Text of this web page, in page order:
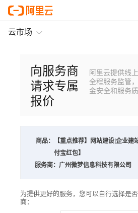
云市场
向服务商
请求专属
报价
阿里云提供线
全程服务监管
金安全和服务
商品：
【重点推荐】网站建设|企业
付宝红包】
服务商： 广州微梦信息科技有限公司
为提供更好的服务，您可以自行选择是
商：